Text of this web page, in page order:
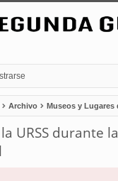
Archivo Museos y Lugares
URSS durante